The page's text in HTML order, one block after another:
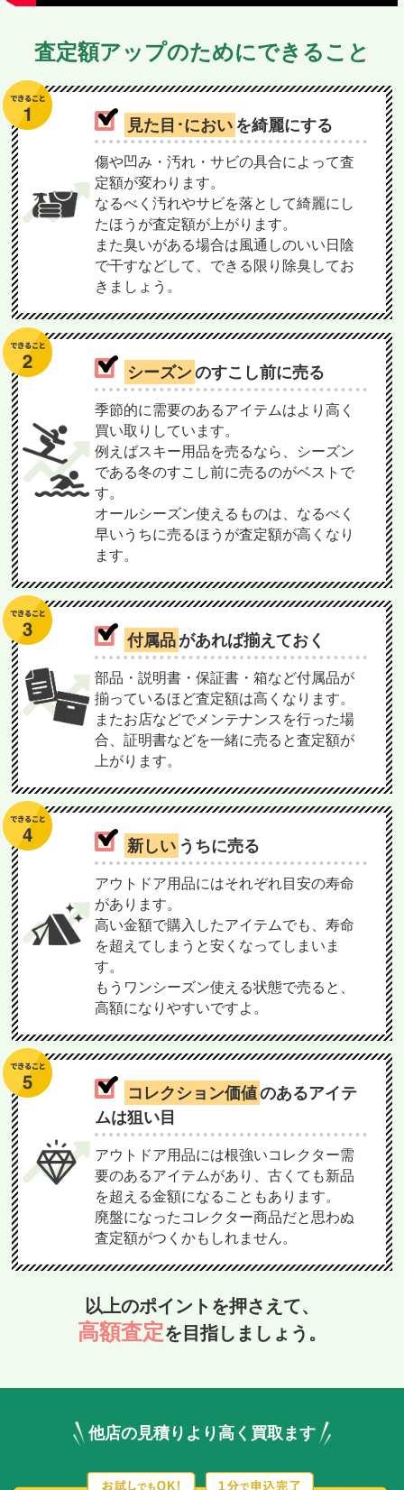
査定額アップのためにできること
見た目･におい を綺麗にする
傷や凹み・汚れ・サビの具合によって査
定額が変わります。
なるべく汚れやサビを落として綺麗にし
たほうが査定額が上がります。
また臭いがある場合は風通しのいい日陰
で干すなどして、できる限り除臭してお
きましょう。
シーズンのすこし前に売る
季節的に需要のあるアイテムはより高く
買い取りしています。
例えばスキー用品を売るなら、シーズン
である冬のすこし前に売るのがベストで
す。
オールシーズン使えるものは、なるべく
早いうちに売るほうが査定額が高くなり
ます。
付属品があれば揃えておく
部品・説明書・保証書・箱など付属品が
揃っているほど査定額は高くなります。
またお店などでメンテナンスを行った場
合、証明書などを一緒に売ると査定額が
上がります。
新しい うちに売る
アウトドア用品にはそれぞれ目安の寿命
があります。
高い金額で購入したアイテムでも、寿命
を超えてしまうと安くなってしまいま
す。
もうワンシーズン使える状態で売ると、
高額になりやすいですよ。
コレクション価値のあるアイテ
ムは狙い目
アウトドア用品には根強いコレクター需
要のあるアイテムがあり、古くても新品
を超える金額になることもあります。
廃盤になったコレクター商品だと思わぬ
査定額がつくかもしれません。
以上のポイントを押さえて、
高額査定を目指しましょう。
他店の見積りより高く買取ます